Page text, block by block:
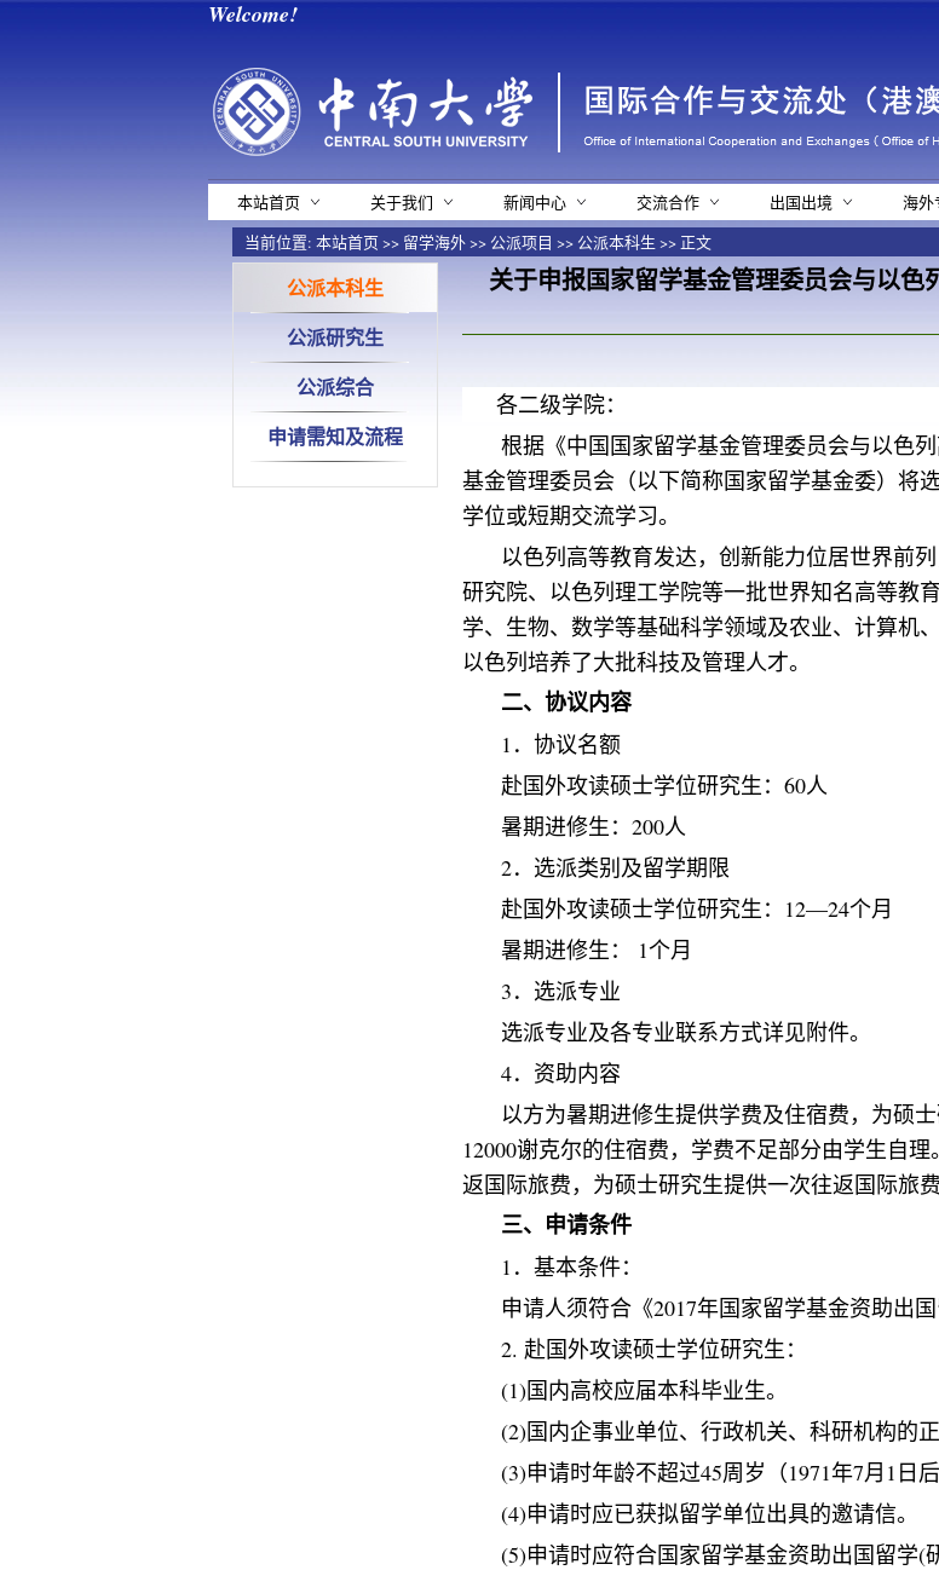
Welcome!
本站首页 关于我们 新闻中心 交流合作 出国出境 海外
当前位置: 本站首页>> 留学海外>> 公派项目 >> 公派本科生 >> 正文
公派本科生
公派研究生
公派综合
申请需知及流程
关于申报国家留学基金管理委员会与以
各二级学院：
根据《中国国家留学基金管理委员会与以色
基金管理委员会（以下简称国家留学基金委）将
学位或短期交流学习。
以色列高等教育发达，创新能力位居世界前
研究院、以色列理工学院等一批世界知名高等教
学、生物、数学等基础科学领域及农业、计算机
以色列培养了大批科技及管理人才。
二、协议内容
1 ．协议名额
赴国外攻读硕士学位研究生： 60人
暑期进修生： 200人
2．选派类别及留学期限
赴国外攻读硕士学位研究生： 12—24个月
暑期进修生：
1个月
3．选派专业
选派专业及各专业联系方式详见附件。
4．资助内容
以方为暑期进修生提供学费及住宿费，为硕
12000谢克尔的住宿费，学费不足部分由学生自
返国际旅费，为硕士研究生提供一次往返国际旅
三、申请条件
1 ．基本条件：
申请人须符合《2017年国家留学基金资助出
2. 赴国外攻读硕士学位研究生：
(1)国内高校应届本科毕业生。
(2)国内企事业单位、行政机关、科研机构的
(3)申请时年龄不超过45周岁（1971年7月 1 日
(4)申请时应已获拟留学单位出具的邀请信。
(5)申请时应符合国家留学基金资助出国留学(